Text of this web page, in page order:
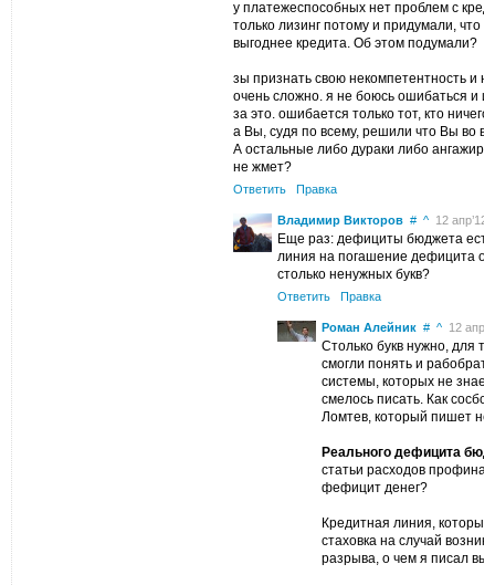
у платежеспособных нет проблем с
только лизинг потому и придумали, что
выгоднее кредита. Об этом подумали?
зы признать свою некомпетентность и
очень сложно. я не боюсь ошибаться и
за это. ошибается только тот, кто ничего
а Вы, судя по всему, решили что Вы во
А остальные либо дураки либо
не жмет?
Ответить Правка
Владимир Викторов # ^ 12 апр’12,
Еще раз: дефициты бюджета
линия на погашение дефицита
столько ненужных букв?
Ответить Правка
Роман Алейник # ^ 12
Столько букв нужно, для
смогли понять и
системы, которых не
смелось писать. Как
Ломтев, который пишет не
Реального дефицита
статьи расходов
фефицит денег?
Кредитная линия,
стаховка на случай
разрыва, о чем я писал